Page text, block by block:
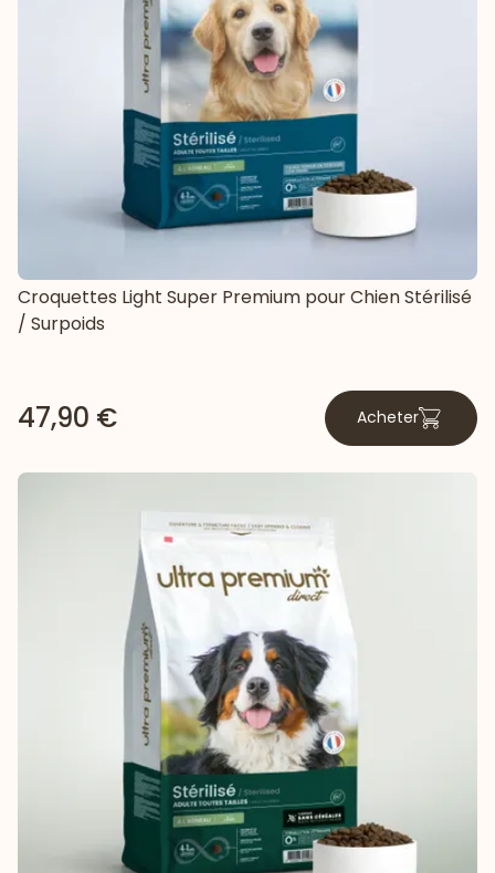
Croquettes Light Super Premium pour Chien Stérilisé
/ Surpoids
47,90 € Acheter